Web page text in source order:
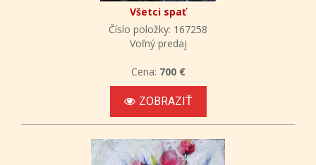
Všetci spať
Číslo položky: 167258
Voľný predaj
Cena: 700 €
ZOBRAZIŤ